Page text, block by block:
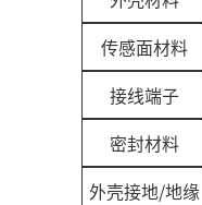
传感面材料
接线端子
密封材料
外壳接地/地缘